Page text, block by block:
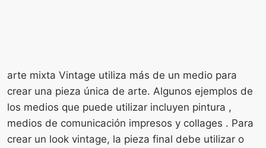
arte mixta Vintage utiliza más de un medio para
crear una pieza única de arte. Algunos ejemplos de
los medios que puede utilizar incluyen pintura ,
medios de comunicación impresos y collages . Para
crear un look vintage, la pieza final debe utilizar o